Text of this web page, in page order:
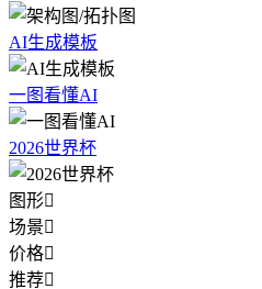
AI生成模板
一图看懂AI
2026世界杯
图形
场景
价格
推荐